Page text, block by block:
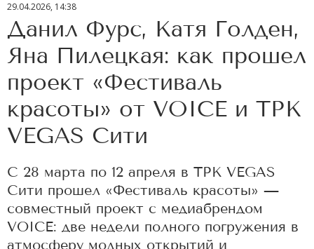
29.04.2026, 14:38
Данил Фурс, Катя Голден,
Яна Пилецкая: как прошел
проект «Фестиваль
красоты» от VOICE и ТРК
VEGAS Сити
С 28 марта по 12 апреля в ТРК VEGAS
Сити прошел «Фестиваль красоты» —
совместный проект с медиабрендом
VOICE: две недели полного погружения в
атмосферу модных открытий и